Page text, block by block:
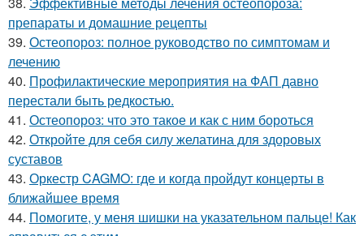
препараты и домашние рецепты
39. Остеопороз: полное руководство по симптомам и
лечению
40. Профилактические мероприятия на ФАП давно
перестали быть редкостью.
41. Остеопороз: что это такое и как с ним бороться
42. Откройте для себя силу желатина для здоровых
суставов
43. Оркестр CAGMO: где и когда пройдут концерты в
ближайшее время
44. Помогите, у меня шишки на указательном пальце! Как